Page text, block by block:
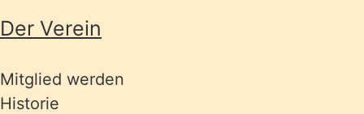
Seitenübersicht
Der Verein
Mitglied werden
Historie